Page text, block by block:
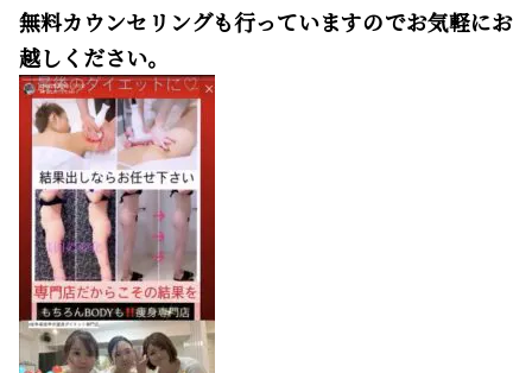
無料カウンセリングも行っていますのでお気軽にお
越しください。